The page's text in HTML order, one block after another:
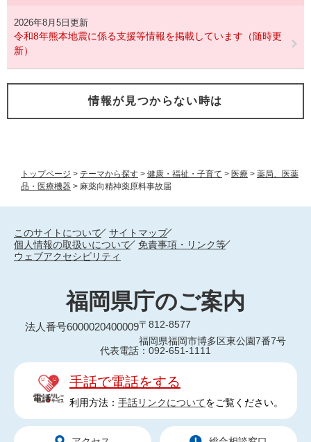
トップページ > テーマから探す > 健康・福祉・子育て > 医療 > 薬局、医薬
品・医療機器 > 麻薬向精神薬原料事故届
2026年8月5日更新
令和8年熊本地震に係る支援等情報を掲載しています（随時更
新）
情報が見つからない時は
このサイトについて
サイトマップ
個人情報の取扱いについて
免責事項・リンク等
ウェブアクセシビリティ
福岡県庁のご案内
法人番号6000020400009〒812-8577
福岡県福岡市博多区東公園7番7号
代表電話：092-651-1111
手話で電話をする
利用方法： 手話リンクについてをご覧ください。